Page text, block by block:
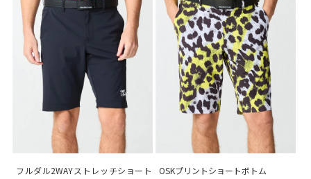
フルダル2WAYストレッチショート
OSKプリントショートボトム